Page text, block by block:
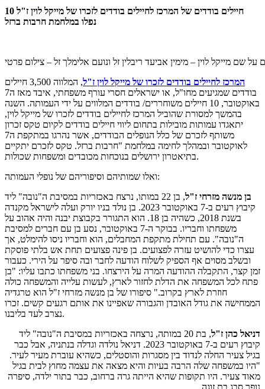
10 חיילים בודדים של המרכז לחיילים בודדים לזכרו של מייקל לוין ז"ל
נפלו במלחמת חרבות ברזל
על שם מייקל לוין – מימין אביעד ריבלין זל ונועם אלימלך זל – צילום פרטי
המרכז לחיילים בודדים לזכרו של מייקל לוין ז"ל
, המלווה 3,500 חיילים
בודדים שמגיעים מחו"ל, או ישראלים חסרי עורף משפחתי, איבד מאז ה7
באוקטובר, 10 חיילים משוחררים/ בודדים המלווים על ידי העמותה. השנה
בהמשך למסורת שהוביל המרכז לחיילים בודדים לזכרו של מייקל לוין,
יתאגדו עמותות מובילות בתחום ליווי חיילים בודדים לקיום טקס זכרון
משותף לזכרם של כלל הנופלים הבודדים, אשר נהרגו במתקפת ה7
לאוקטובר ובמהלך לחימה במלחמת "חרבות ברזל. טקס לזכרם יתקיים
בתיאטרון ירושלים בנוכחות מכובדים ומשפחות שכולות.
ואלו שמותיהם וסיפוריהם של נופלי העמותה:
בן מנשה מזרחי ז"ל
, בן 22 במותו, נרצח באכזריות במסיבת ה"נובה" ליד
קיבוץ רעים ב-7 באוקטובר 2023. בן נולד בניו יורק ועלה לישראל מקנדה
בשנת 2018, כשהיה בן 18. הוא התגורר בקבוצת יבנה והיה אהוב על
משפחתו וחבריו. בבוקר ה-7 באוקטובר, נסע בן עם חברים למסיבת
ה"נובה". עם תחילת מתקפת המחבלים, הוא וחבריו ניסו להימלט, אך
עצרו כדי להושיט עזרה לפצועים. בן פינה פצועים תחת אש בלתי פוסקת
ובשלב מסוים אף הספיק לשלוח הודעה לחבר ובה סיפר על הירי. כעבור
זמן קצר, התקבלה ההודעה המרה על הירצחו. בני משפחתו כתבו עליו: "בן
פתח לכל המשפחה את הדלת לחזור לארץ, לעשות עלייה והמשפחה כולה
חוזרת לארץ בקרוב." סיפורו של בן מנשה מזרחי ז"ל הוא טרגדיה
הממחישה את גודל האובדן והגבורה שאפיינו את אותם רגעים קשים. זכרו
נצרב לעד בליבנו.
דניאל כהן ז"ל
, בת 20 במותה, נרצחה באכזריות במסיבת ה"נובה" ליד
קיבוץ רעים ב-7 באוקטובר 2023. דניאל נולדה וגדלה בנתניה, אבל כבר
בגיל צעיר החלה לנדוד בין מסגרות והוסטלים, כשהיא עוברת מעיר לעיר.
"היו במשפחה שלה הרבה בעיות והיא מצאה את עצמה מחוץ לבית בגיל
מאוד צעיר. היו תקופות שהיא הייתה גרה ברחוב, כבר בתור ילדה, סיפרה
נופר סבג בת זוגה.